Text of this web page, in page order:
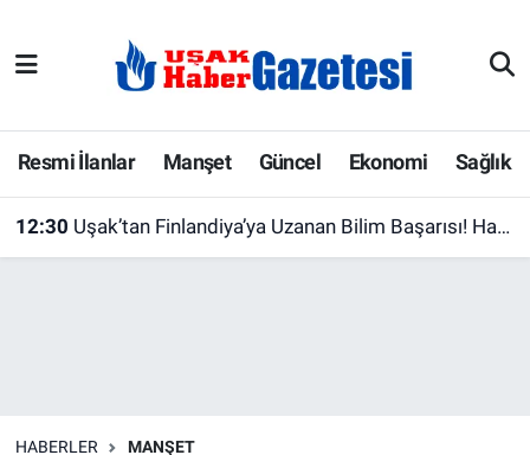
Resmi İlanlar Manşet Güncel Ekonomi Sağlık
12:30 Uşak’tan Finlandiya’ya Uzanan Bilim Başarısı! Hanife Öğretmen Türkiye’yi Helsinki’de Temsil Etti
HABERLER MANŞET
E-Gazete
Ekonomi
Uşak Hava Durumu
Uşak Trafik Yoğunluk Haritası